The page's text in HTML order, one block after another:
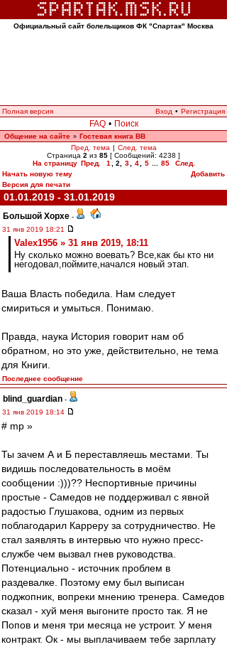
Официальный сайт болельщиков ФК "Спартак" Москва
Полная версия Вход • Регистрация
FAQ • Поиск
Общение на сайте » Гостевая книга ВВ
Пред. тема | След. тема
Страница 2 из 85 [ Сообщений: 4238 ]
На страницу Пред. 1 2 3 4 5 85
След.
Начать новую тему
Добавить
Версия для печати
01.01.2019 - 31.01.2019
Большой Хорхе -
31 янв 2019 18:21
Valex1956 » 31 янв 2019, 18:11
Ну сколько можно воевать? Все,как бы кто ни
негодовал,поймите,начался новый этап.
Ваша Власть победила. Нам следует
смириться и умыться. Понимаю.
Правда, наука История говорит нам об
обратном, но это уже, действительно, не тема
для Книги.
Последнее сообщение
blind_guardian -
31 янв 2019 18:14
# mp »
Ты зачем А и Б переставляешь местами. Ты
видишь последовательность в моём
сообщении :)))?? Неспортивные причины
простые - Самедов не поддерживал с явной
радостью Глушакова, одним из первых
поблагодарил Карреру за сотрудничество. Не
стал заявлять в интервью что нужно пресс-
службе чем вызвал гнев руководства.
Потенциально - источник проблем в
раздевалке. Поэтому ему был выписан
поджопник, вопреки мнению тренера. Самедов
сказал - хуй меня выгоните просто так. Я не
Попов и меня три месяца не устроит. У меня
контракт. Ок - мы выплачиваем тебе зарплату